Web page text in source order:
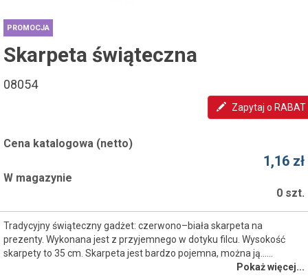
PROMOCJA
Skarpeta świąteczna
08054
Zapytaj o RABAT
Cena katalogowa (netto)
1,16 zł
W magazynie
0 szt.
Tradycyjny świąteczny gadżet: czerwono–biała skarpeta na
prezenty. Wykonana jest z przyjemnego w dotyku filcu. Wysokość
skarpety to 35 cm. Skarpeta jest bardzo pojemna, można ją...…
Pokaż więcej...